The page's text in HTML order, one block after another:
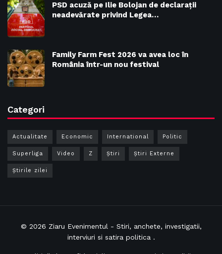
PSD acuză pe Ilie Bolojan de declarații
neadevărate privind Legea…
Family Farm Fest 2026 va avea loc în
România într-un nou festival
Categori
Actualitate Economic International Politic
Superliga Video Z Ştiri Știri Externe
Știrile zilei
© 2026 Ziaru Evenimentul - Stiri, anchete, investigatii,
interviuri si satira politica .